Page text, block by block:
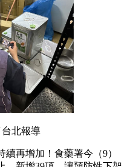
北報導
再增加！食藥署今（9）